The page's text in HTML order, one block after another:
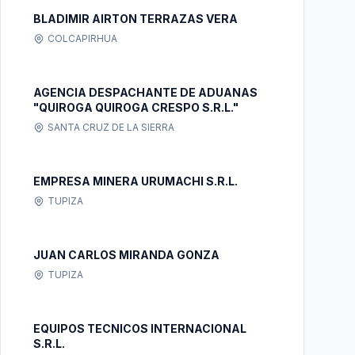
BLADIMIR AIRTON TERRAZAS VERA
COLCAPIRHUA
AGENCIA DESPACHANTE DE ADUANAS
"QUIROGA QUIROGA CRESPO S.R.L."
SANTA CRUZ DE LA SIERRA
EMPRESA MINERA URUMACHI S.R.L.
TUPIZA
JUAN CARLOS MIRANDA GONZA
TUPIZA
EQUIPOS TECNICOS INTERNACIONAL
S.R.L.